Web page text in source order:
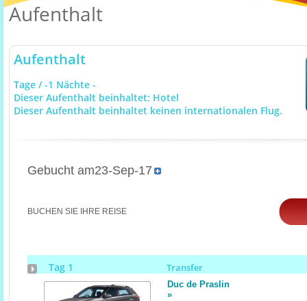
Aufenthalt
Aufenthalt
Tage / -1 Nächte -
Dieser Aufenthalt beinhaltet: Hotel
Dieser Aufenthalt beinhaltet keinen internationalen Flug.
Gebucht am23-Sep-17
BUCHEN SIE IHRE REISE
Tag 1 Transfer
Duc de Praslin
»